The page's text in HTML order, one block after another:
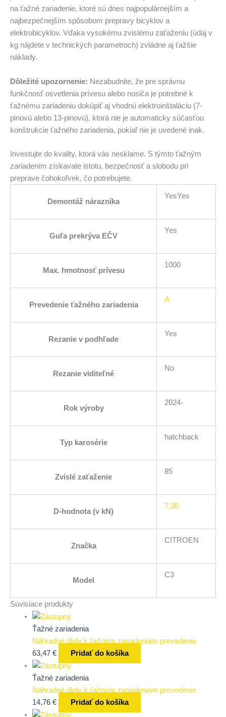
na ťažné zariadenie, ktoré sú dnes najpopulárnejším a
najbezpečnejším spôsobom prepravy bicyklov a
elektrobicyklov. Vďaka vysokému zvislému zaťaženiu (údaj v
kg nájdete v technických parametroch) zvládne aj ťažšie
náklady.
Dôležité upozornenie: Nezabudnite, že pre správnu
funkčnosť osvetlenia prívesu alebo nosiča je potrebné k
ťažnému zariadeniu dokúpiť aj vhodnú elektroinštaláciu (7-
pinovú alebo 13-pinovú), ktorá nie je automaticky súčasťou
konštrukcie ťažného zariadenia, pokiaľ nie je uvedené inak.
Investujte do kvality, ktorá vás nesklame. S týmto ťažným
zariadením získavate istotu, bezpečnosť a slobodu pri
preprave čohokoľvek, čo potrebujete.
Demontáž nárazníka
YesYes
Guľa prekrýva EČV
Yes
Max. hmotnosť prívesu
1000
Prevedenie ťažného zariadenia
A
Rezanie v podhľade
Yes
Rezanie viditeľné
No
Rok výroby
2024-
Typ karosérie
hatchback
Zvislé zaťaženie
85
D-hodnota (v kN)
7,36
Značka
CITROEN
Model
C3
Súvisiace produkty
Ťažné zariadenia
Náhradné diely k ťažným zariadeniam prevedenie
63,47 € Pridať do košíka
Ťažné zariadenia
Náhradné diely k ťažným zariadeniam prevedenie
14,76 € Pridať do košíka